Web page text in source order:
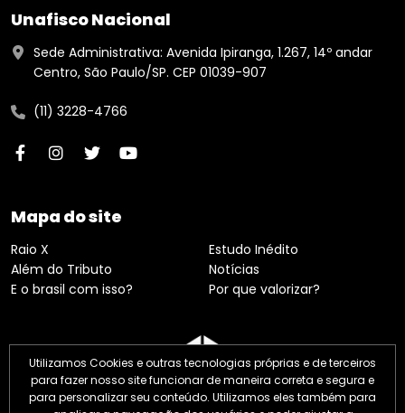
Unafisco Nacional
Sede Administrativa: Avenida Ipiranga, 1.267, 14º andar
Centro, São Paulo/SP. CEP 01039-907
(11) 3228-4766
Mapa do site
Raio X
Além do Tributo
E o brasil com isso?
Estudo Inédito
Notícias
Por que valorizar?
Utilizamos Cookies e outras tecnologias próprias e de terceiros
para fazer nosso site funcionar de maneira correta e segura e
para personalizar seu conteúdo. Utilizamos eles também para